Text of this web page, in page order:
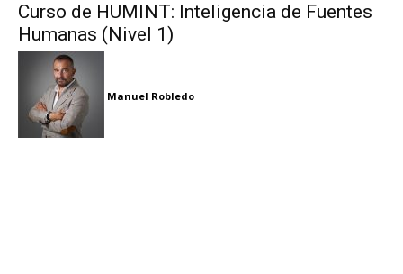
Curso de HUMINT: Inteligencia de Fuentes
Humanas (Nivel 1)
Manuel Robledo